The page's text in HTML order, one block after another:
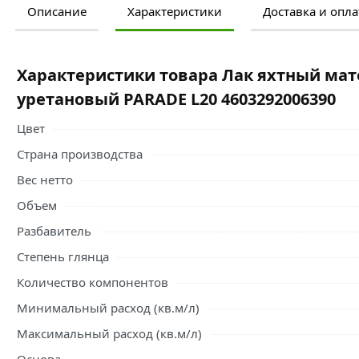
Описание Характеристики Доставка и
Ознакомьтесь с подробными характеристиками,
Лак яхтный матовый 2,5л алкидно-уретановый PARADE
однокомпонентный материал на алкидно-уретановой
Образует долговечное износостойкое покрытие с
исключительной стойкостью к внешним условиям.
поверхностям, находящимся в неблагоприятных
Условия доставки и цены на товар Лак яхтный матовый
4603292006390 из категории
Характеристики товара Лак яхтный
уретановый PARADE L20 4603292006390
Цвет
Страна производства
Вес нетто
Объем
Разбавитель
Степень глянца
Количество компонентов
Минимальный расход (кв.м/л)
Максимальный расход (кв.м/л)